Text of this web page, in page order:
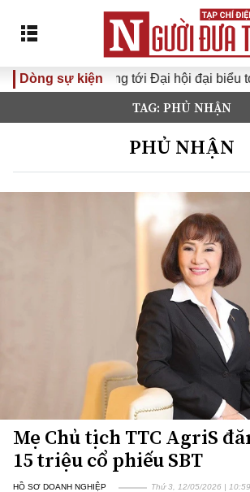
Dòng sự kiện
Đại hội đại biểu toàn quốc Hội Luật gia
TAG: PHỦ NHẬN
PHỦ NHẬN
Mẹ Chủ tịch TTC AgriS
15 triệu cổ phiếu SBT
HỒ SƠ DOANH NGHIỆP Thứ 3, 12/05/2026 | 10:59